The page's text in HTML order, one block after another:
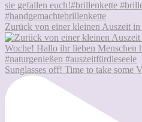
Zurück von einer kleinen Auszeit in
Sunglasses off! Time to take some